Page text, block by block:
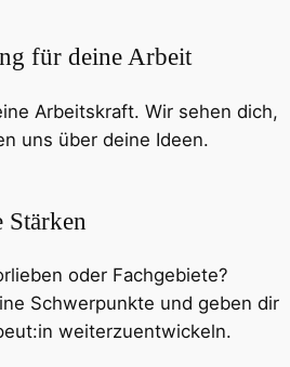
für deine Arbeit
Arbeitskraft. Wir sehen dich,
uns über deine Ideen.
oder Fachgebiete?
Schwerpunkte und geben dir
weiterzuentwickeln.